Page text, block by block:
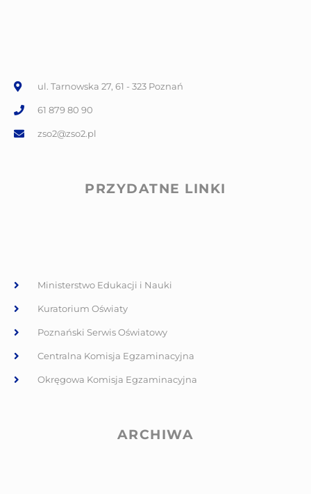
ul. Tarnowska 27, 61 - 323 Poznań
61 879 80 90
zso2@zso2.pl
PRZYDATNE LINKI
Ministerstwo Edukacji i Nauki
Kuratorium Oświaty
Poznański Serwis Oświatowy
Centralna Komisja Egzaminacyjna
Okręgowa Komisja Egzaminacyjna
ARCHIWA